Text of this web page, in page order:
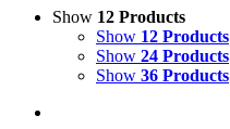
Show 12 Products
Show 12 Products
Show 24 Products
Show 36 Products